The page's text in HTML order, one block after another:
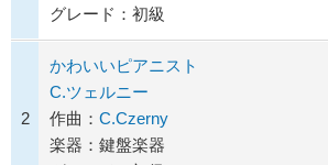
グレード：初級
2
かわいいピアニスト
C.ツェルニー
作曲： C.Czerny
楽器：鍵盤楽器